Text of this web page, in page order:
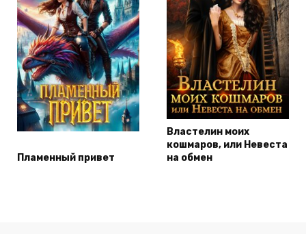
Пламенный привет
Властелин моих
кошмаров, или Невеста
на обмен